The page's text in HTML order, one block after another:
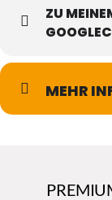
ZU
MEHR